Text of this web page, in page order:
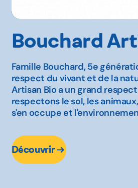
Bouchard
Famille Bouchard, 5e
respect du vivant et de la
Artisan Bio a un grand
respectons le sol, les
s'en occupe et
Découvrir